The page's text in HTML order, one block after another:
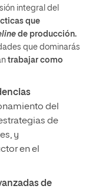
integral del
que
de producción.
que dominarás
trabajar como
del
de
y
en el
de